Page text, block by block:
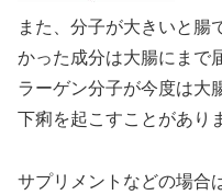
また、分子が大きいと腸
かった成分は大腸にまで
ラーゲン分子が今度は大
下痢を起こすことがあり
サプリメントなどの場合